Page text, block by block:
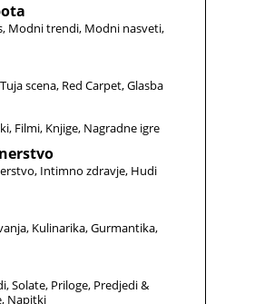
Modni trendi Modni nasveti
Tuja scena Red Carpet Glasba
Filmi Knjige Nagradne igre
Intimno zdravje Hudi
Kulinarika Gurmantika
Solate Priloge Predjedi &
Napitki